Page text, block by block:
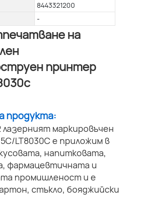
8443321200
-
на
принтер
продукта:
лазерният маркировъчен
LT8030C е приложим в
напитковата,
фармацевтичната и
промишленост и е
стъкло, бояджийски